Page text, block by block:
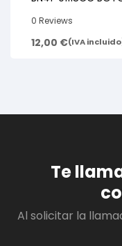
0 Reviews
12,00 €(IVA
Te
Al solicitar la